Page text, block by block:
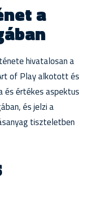
a
hivatalosan a
of Play alkotott és
és értékes aspektus
és jelzi a
tiszteletben